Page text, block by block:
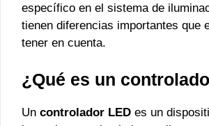
específico en el sistema de
tienen diferencias importantes que
tener en cuenta.
¿Qué es un
Un controlador LED es un